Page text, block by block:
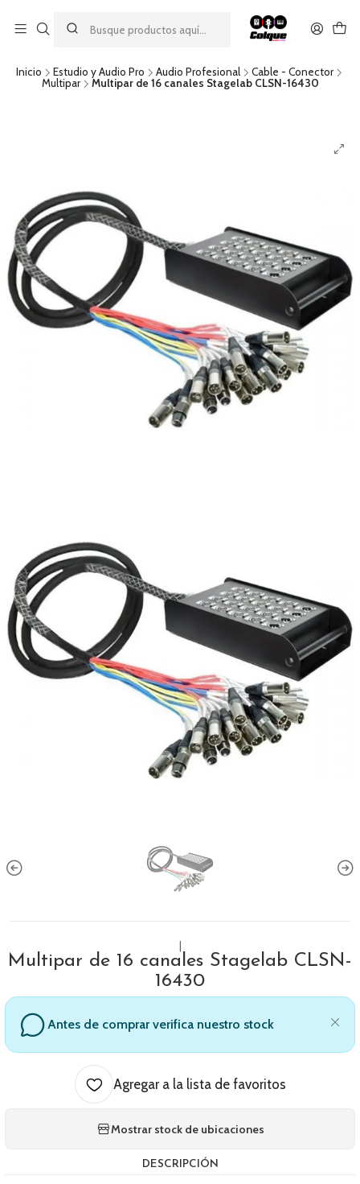
descuento por pago con transferencia bancaria
por una compra mínima de $49.990. Este descuento no es
acumulable a otras promociones ni aplicable a gastos de envío.
Inicio Estudio y Audio Pro Audio Profesional
Cable - Conector
Multipar
Multipar de 16 canales Stagelab CLSN-16430
Multipar de 16 canales Stagelab CLSN-
16430
Antes de comprar verifica nuestro stock
Agregar a la lista de favoritos
Mostrar stock de ubicaciones
DESCRIPCIÓN